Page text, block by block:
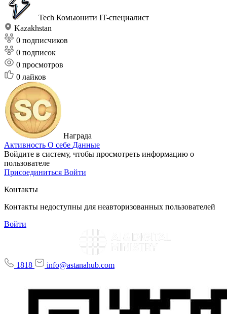
Tech Комьюнити IT-специалист
Kazakhstan
0 подписчиков
0 подписок
0 просмотров
0 лайков
Награда
Активность О себе Данные
Войдите в систему, чтобы просмотреть информацию о
пользователе
Присоединиться Войти
Контакты
Контакты недоступны для неавторизованных пользователей
Войти
1818 info@astanahub.com